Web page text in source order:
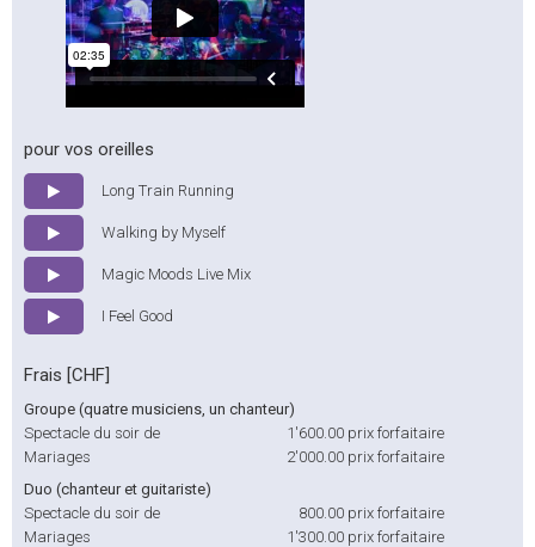
pour vos oreilles
Long Train Running
Walking by Myself
Magic Moods Live Mix
I Feel Good
Frais [CHF]
Groupe (quatre musiciens, un chanteur)
Spectacle du soir de
1'600.00 prix forfaitaire
Mariages
2'000.00 prix forfaitaire
Duo (chanteur et guitariste)
Spectacle du soir de
800.00 prix forfaitaire
Mariages
1'300.00 prix forfaitaire